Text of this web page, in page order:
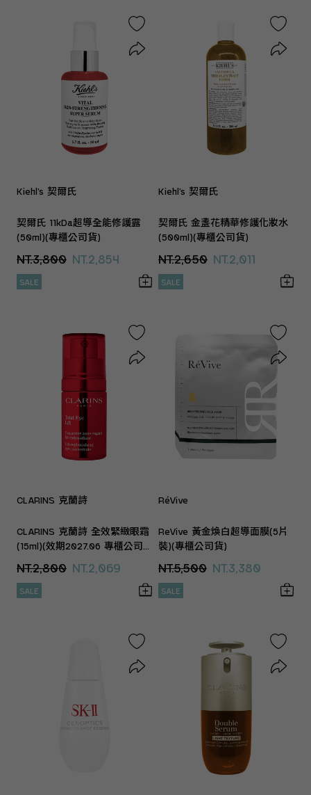
Kiehl’s 契爾氏
契爾氏 11kDa超導全能修護露
(50ml)(專櫃公司貨)
NT.3,800 NT.2,854
SALE
Kiehl’s 契爾氏
契爾氏 金盞花精華修護化妝水
(500ml)(專櫃公司貨)
NT.2,650 NT.2,011
SALE
CLARINS 克蘭詩
CLARINS 克蘭詩 全效緊緻眼霜
(15ml)(效期2027.06 專櫃公司
NT.2,800 NT.2,069
SALE
RéVive
ReVive 黃金煥白超導面膜(5片
裝)(專櫃公司貨)
NT.5,500 NT.3,380
SALE